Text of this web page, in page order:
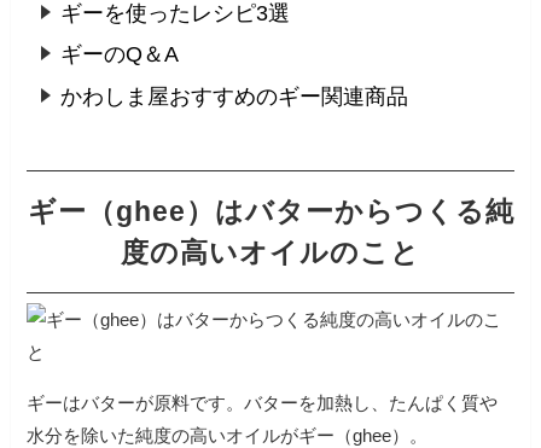
ギーを使ったレシピ3選
ギーのQ＆A
かわしま屋おすすめのギー関連商品
ギー（ghee）はバターからつくる純
度の高いオイルのこと
ギーはバターが原料です。バターを加熱し、たんぱく質や
水分を除いた純度の高いオイルがギー（ghee）。